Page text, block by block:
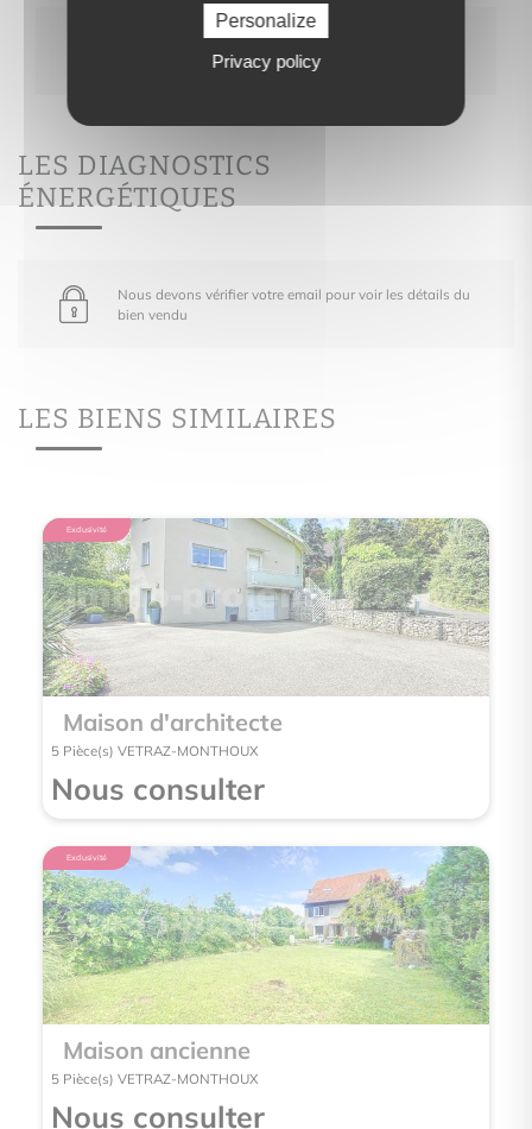
Nous devons vérifier votre email pour voir les
détails du bien vendu
LES DIAGNOSTICS
ÉNERGÉTIQUES
Nous devons vérifier votre email pour voir les détails du
bien vendu
LES BIENS SIMILAIRES
Exclusivité
Maison d'architecte
5 Pièce(s) VETRAZ-MONTHOUX
Nous consulter
Exclusivité
Maison ancienne
5 Pièce(s) VETRAZ-MONTHOUX
Nous consulter
Exclusivité
Personalize
Privacy policy